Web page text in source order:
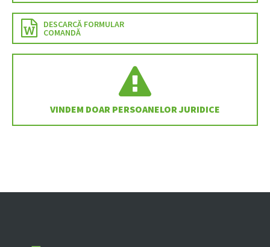
DESCARCĂ FORMULAR
COMANDĂ
VINDEM DOAR PERSOANELOR JURIDICE